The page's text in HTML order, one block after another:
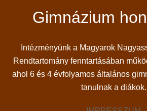
Gimnázium
Intézményünk a Magyarok
Rendtartomány fenntartásában
ahol 6 és 4 évfolyamos általános
tanulnak a diákok.